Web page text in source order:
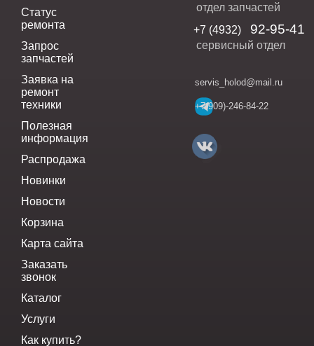
Статус
ремонта
Запрос
запчастей
Заявка на
ремонт
техники
Полезная
информация
Распродажа
Новинки
Новости
Корзина
Карта сайта
Заказать
звонок
Каталог
Услуги
Как купить?
отдел запчастей
+7 (4932)
92-95-41
сервисный отдел
servis_holod@mail.ru
+7(909)-246-84-22